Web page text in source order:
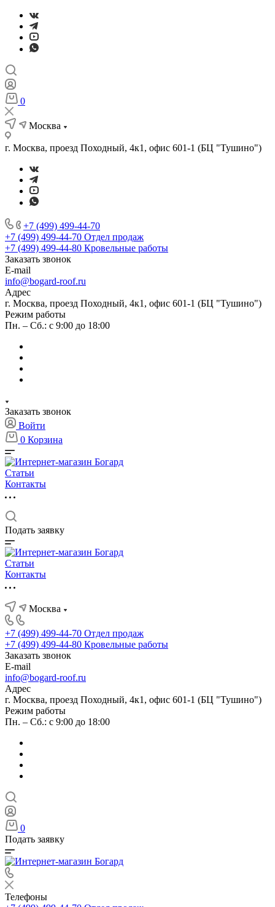
0
Москва
г. Москва, проезд Походный, 4к1, офис 601-1 (БЦ "Тушино")
+7 (499) 499-44-70
+7 (499) 499-44-70 Отдел продаж
+7 (499) 499-44-80 Кровельные работы
Заказать звонок
E-mail
info@bogard-roof.ru
Адрес
г. Москва, проезд Походный, 4к1, офис 601-1 (БЦ "Тушино")
Режим работы
Пн. – Сб.: с 9:00 до 18:00
Заказать звонок
Войти
0 Корзина
Статьи
Контакты
Подать заявку
Статьи
Контакты
Москва
+7 (499) 499-44-70 Отдел продаж
+7 (499) 499-44-80 Кровельные работы
Заказать звонок
E-mail
info@bogard-roof.ru
Адрес
г. Москва, проезд Походный, 4к1, офис 601-1 (БЦ "Тушино")
Режим работы
Пн. – Сб.: с 9:00 до 18:00
0
Подать заявку
Телефоны